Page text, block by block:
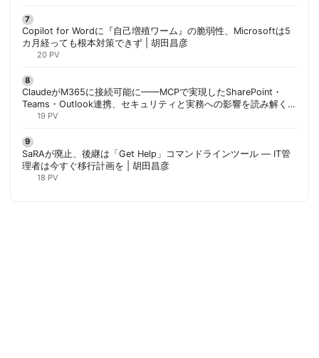
Copilot for Wordに『自己増殖ワーム』の脆弱性、Microsoftは5
カ月経っても根本対策できず | 胡田昌彦
20 PV
ClaudeがM365に接続可能に——MCPで実現したSharePoint・
Teams・Outlook連携、セキュリティと実務への影響を読み解く |
胡田昌彦
19 PV
SaRAが廃止、後継は「Get Help」コマンドラインツール — IT管
理者は今すぐ移行計画を | 胡田昌彦
18 PV